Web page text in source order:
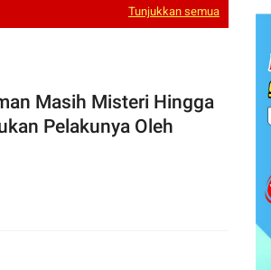
Tunjukkan semua
Misteri Hingga
Pelakunya Oleh